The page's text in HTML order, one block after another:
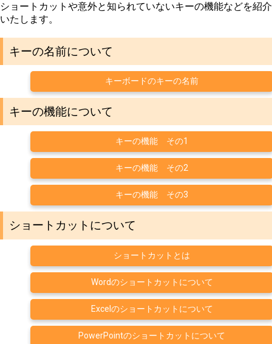
ショートカットや意外と知られていないキーの機能などを紹介
いたします。
キーの名前について
キーボードのキーの名前
キーの機能について
キーの機能 その1
キーの機能 その2
キーの機能 その3
ショートカットについて
ショートカットとは
Wordのショートカットについて
Excelのショートカットについて
PowerPointのショートカットについて